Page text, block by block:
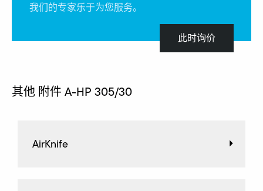
我们的专家乐于为您服务。
此时询价
其他 附件 A-HP 305/30
AirKnife